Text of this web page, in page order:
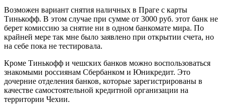
Возможен вариант снятия наличных в Праге с карты
Тинькофф. В этом случае при сумме от 3000 руб. этот банк не
берет комиссию за снятие ни в одном банкомате мира. По
крайней мере так мне было заявлено при открытии счета, но
на себе пока не тестировала.
Кроме Тинькофф и чешских банков можно воспользоваться
знакомыми россиянам Сбербанком и Юникредит. Это
дочерние отделения банков, которые зарегистрированы в
качестве самостоятельной кредитной организации на
территории Чехии.